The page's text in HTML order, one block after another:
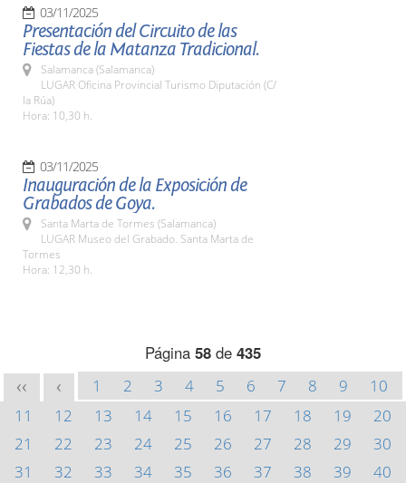
03/11/2025
Presentación del Circuito de las
Fiestas de la Matanza Tradicional.
Salamanca (Salamanca)
LUGAR Oficina Provincial Turismo Diputación (C/
la Rúa)
Hora: 10,30 h.
03/11/2025
Inauguración de la Exposición de
Grabados de Goya.
Santa Marta de Tormes (Salamanca)
LUGAR Museo del Grabado. Santa Marta de
Tormes
Hora: 12,30 h.
Página 58 de 435
<< < 1 2 3 4 5 6 7 8 9
10
11
12 13 14 15 16 17 18 19
20
21
22 23 24 25 26 27 28 29
30
31
32 33 34 35 36 37 38 39
40